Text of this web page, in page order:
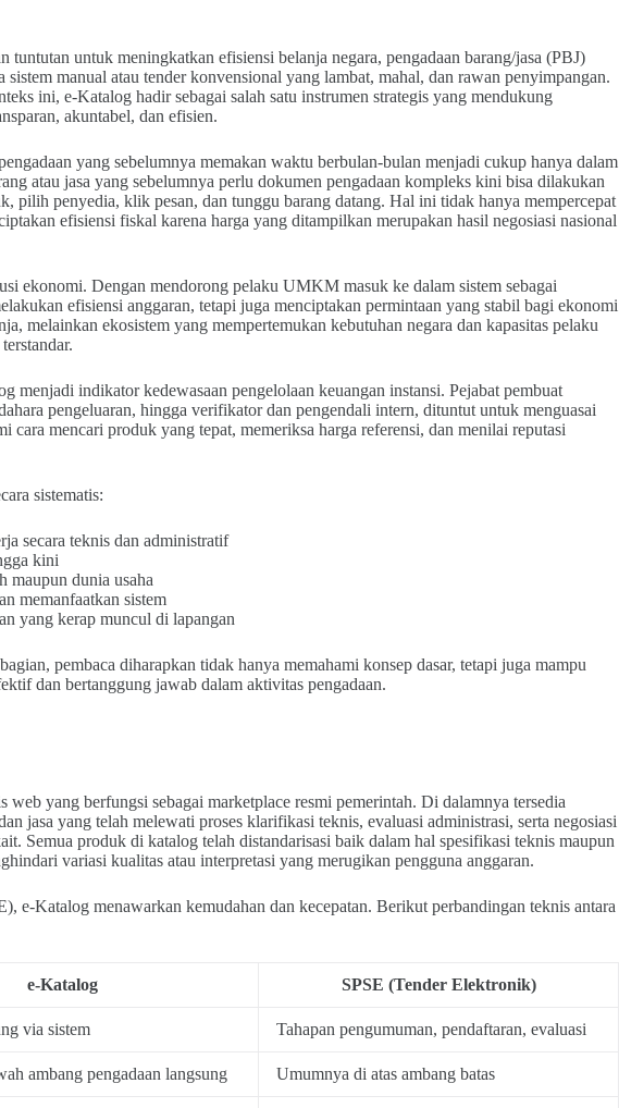
tuntutan untuk meningkatkan efisiensi belanja negara, pengadaan barang/jasa (PBJ)
manual atau tender konvensional yang lambat, mahal, dan rawan penyimpangan.
ini, e-Katalog hadir sebagai salah satu instrumen strategis yang mendukung
akuntabel, dan efisien.
yang sebelumnya memakan waktu berbulan-bulan menjadi cukup hanya dalam
atau jasa yang sebelumnya perlu dokumen pengadaan kompleks kini bisa dilakukan
pilih penyedia, klik pesan, dan tunggu barang datang. Hal ini tidak hanya mempercepat
efisiensi fiskal karena harga yang ditampilkan merupakan hasil negosiasi nasional
ekonomi. Dengan mendorong pelaku UMKM masuk ke dalam sistem sebagai
efisiensi anggaran, tetapi juga menciptakan permintaan yang stabil bagi ekonomi
melainkan ekosistem yang mempertemukan kebutuhan negara dan kapasitas pelaku
menjadi indikator kedewasaan pengelolaan keuangan instansi. Pejabat pembuat
pengeluaran, hingga verifikator dan pengendali intern, dituntut untuk menguasai
cara mencari produk yang tepat, memeriksa harga referensi, dan menilai reputasi
sistematis:
secara teknis dan administratif
kini
maupun dunia usaha
memanfaatkan sistem
yang kerap muncul di lapangan
pembaca diharapkan tidak hanya memahami konsep dasar, tetapi juga mampu
dan bertanggung jawab dalam aktivitas pengadaan.
web yang berfungsi sebagai marketplace resmi pemerintah. Di dalamnya tersedia
jasa yang telah melewati proses klarifikasi teknis, evaluasi administrasi, serta negosiasi
Semua produk di katalog telah distandarisasi baik dalam hal spesifikasi teknis maupun
variasi kualitas atau interpretasi yang merugikan pengguna anggaran.
e-Katalog menawarkan kemudahan dan kecepatan. Berikut perbandingan teknis antara
e-Katalog SPSE (Tender Elektronik)
via sistem Tahapan pengumuman, pendaftaran, evaluasi
ambang pengadaan langsung Umumnya di atas ambang batas